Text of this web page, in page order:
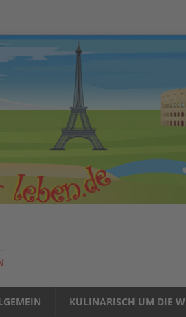
KULINARISCH UM DIE